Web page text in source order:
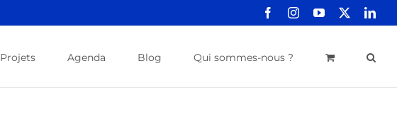
FacebookInstagramYouTube
Projets Agenda Blog Qui sommes-nous ?